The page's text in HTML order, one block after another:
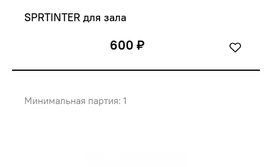
SPRTINTER для зала
600 ₽
Минимальная партия: 1